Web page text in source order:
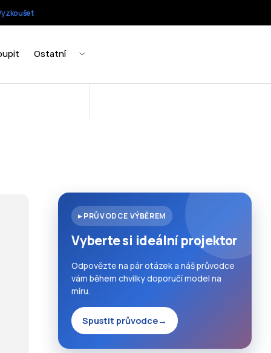
▸ PRŮVODCE VÝBĚREM
Vyberte si ideální projektor
Odpovězte na pár otázek a náš průvodce
vám během chvilky doporučí model na
míru.
Spustit průvodce→